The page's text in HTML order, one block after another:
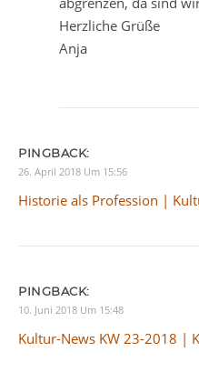
Herzliche Grüße
Anja
PINGBACK:
26. April 2018 Um 15:56
Historie als Profession |
PINGBACK:
10. Juni 2018 Um 15:48
Kultur-News KW 23-2018 |